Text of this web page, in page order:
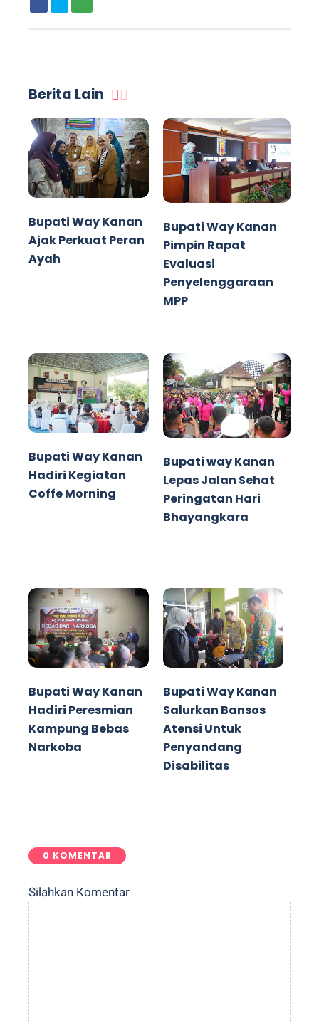
Berita Lain
Bupati Way Kanan
Ajak Perkuat Peran
Ayah
Bupati Way Kanan
Pimpin Rapat
Evaluasi
Penyelenggaraan
MPP
Bupati Way Kanan
Hadiri Kegiatan
Coffe Morning
Bupati way Kanan
Lepas Jalan Sehat
Peringatan Hari
Bhayangkara
Bupati Way Kanan
Hadiri Peresmian
Kampung Bebas
Narkoba
Bupati Way Kanan
Salurkan Bansos
Atensi Untuk
Penyandang
Disabilitas
0 KOMENTAR
Silahkan Komentar